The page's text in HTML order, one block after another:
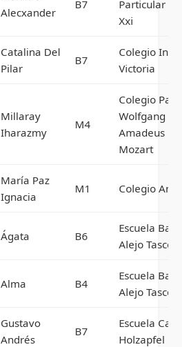
Alecxander
B7
Particular
Xxi
Catalina Del
Pilar
B7
Colegio
Victoria
Millaray
Iharazmy
M4
Colegio
Wolfgang
Amadeus
Mozart
María Paz
Ignacia
M1 Colegio
Ágata B6
Escuela
Alejo Tascon
Alma B4
Escuela
Alejo Tascon
Gustavo
Andrés
B7
Escuela
Holzapfel